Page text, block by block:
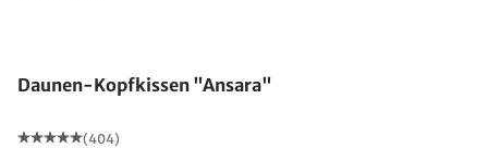
Daunen-Kopfkissen "Ansara"
(404)